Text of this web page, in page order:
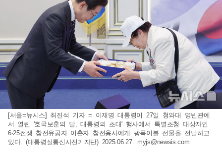
[서울=뉴시스] 최진석 기자 = 이재명 대통령이 27일 청와대 영빈관에
서 열린 '호국보훈의 달, 대통령의 초대' 행사에서 특별초청 대상자인
6·25전쟁 참전유공자 이춘자 참전용사에게 광목이불 선물을 전달하고
있다. (대통령실통신사진기자단) 2025.06.27. myjs@newsis.com